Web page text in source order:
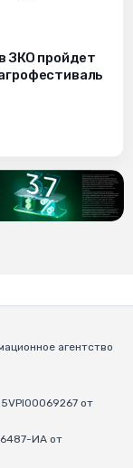
ЗКО пройдет
агентство
от
ИА от